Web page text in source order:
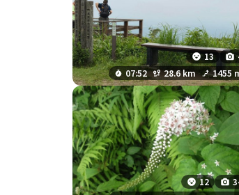
13
07:52
28.6 km 1455
12